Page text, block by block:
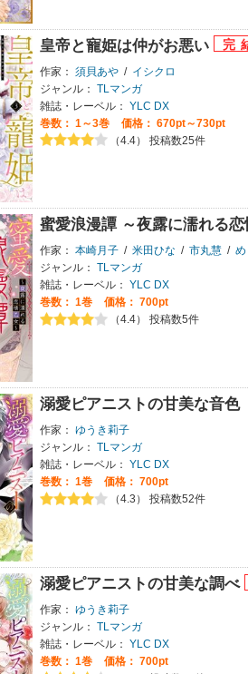
皇帝と寵姫は仲がお悪い
作家： 須貝あや / イシクロ
ジャンル： TLマンガ
雑誌・レーベル： YLC DX
巻数： 1～3巻
価格： 670pt～730pt
（4.4） 投稿数25件
蜜愛浪漫譚 ～夜露に濡れる恋
作家： 本崎月子 / 米田ひな / 市丸慧 /
ジャンル： TLマンガ
雑誌・レーベル： YLC DX
巻数： 1巻
価格： 700pt
（4.4） 投稿数5件
溺愛ピアニストの甘美な音色
作家： ゆうき莉子
ジャンル： TLマンガ
雑誌・レーベル： YLC DX
巻数： 1巻
価格： 700pt
（4.3） 投稿数52件
溺愛ピアニストの甘美な調べ
作家： ゆうき莉子
ジャンル： TLマンガ
雑誌・レーベル： YLC DX
巻数： 1巻
価格： 700pt